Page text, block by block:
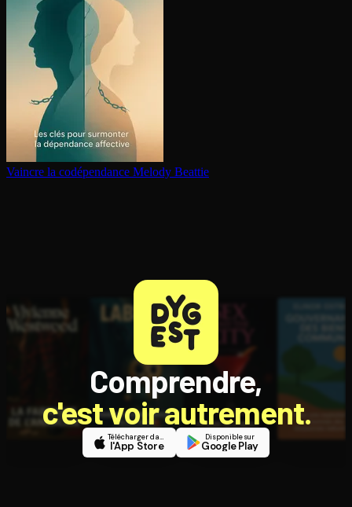
Vaincre la co­dé­pen­dance Melody Beattie
Comprendre,
c'est voir autrement.
Télécharger dans
l'App Store
Disponible sur
Google Play